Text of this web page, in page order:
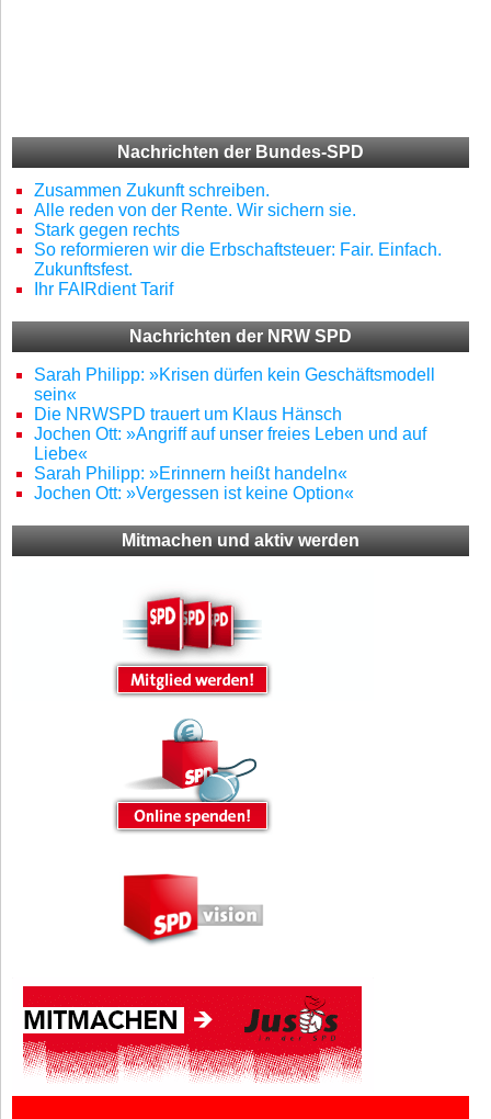
Nachrichten der Bundes-SPD
Zusammen Zukunft schreiben.
Alle reden von der Rente. Wir sichern sie.
Stark gegen rechts
So reformieren wir die Erbschaftsteuer: Fair. Einfach.
Zukunftsfest.
Ihr FAIRdient Tarif
Nachrichten der NRW SPD
Sarah Philipp: »Krisen dürfen kein Geschäftsmodell
sein«
Die NRWSPD trauert um Klaus Hänsch
Jochen Ott: »Angriff auf unser freies Leben und auf
Liebe«
Sarah Philipp: »Erinnern heißt handeln«
Jochen Ott: »Vergessen ist keine Option«
Mitmachen und aktiv werden